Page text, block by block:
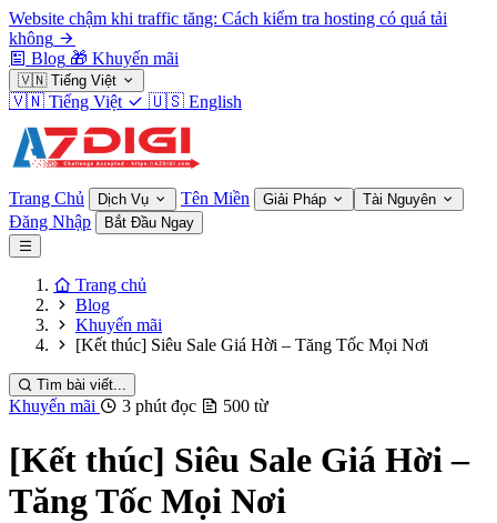
Website chậm khi traffic tăng: Cách kiểm tra hosting có quá tải
không
Blog 🎁 Khuyến mãi
🇻🇳 Tiếng Việt
🇻🇳 Tiếng Việt 🇺🇸 English
Trang Chủ Dịch Vụ Tên Miền Giải Pháp Tài Nguyên
Đăng Nhập Bắt Đầu Ngay
Trang chủ
Blog
Khuyến mãi
[Kết thúc] Siêu Sale Giá Hời – Tăng Tốc Mọi Nơi
Tìm bài viết...
Khuyến mãi 3 phút đọc 500 từ
[Kết thúc] Siêu Sale Giá Hời –
Tăng Tốc Mọi Nơi